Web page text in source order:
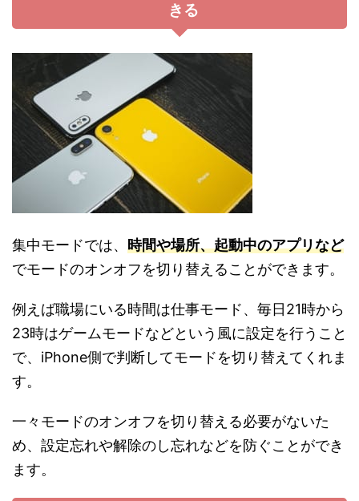
きる
集中モードでは、 時間や場所、起動中のアプリなど
でモードのオンオフを切り替えることができます。
例えば職場にいる時間は仕事モード、毎日21時から
23時はゲームモードなどという風に設定を行うこと
で、iPhone側で判断してモードを切り替えてくれま
す。
一々モードのオンオフを切り替える必要がないた
め、設定忘れや解除のし忘れなどを防ぐことができ
ます。